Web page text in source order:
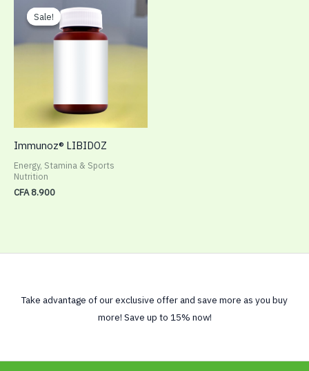
Sale!
Sale!
Immunoz® LIBIDOZ
Energy, Stamina & Sports
Nutrition
CFA8.900
Take advantage of our exclusive offer and save more as you buy
more! Save up to 15% now!